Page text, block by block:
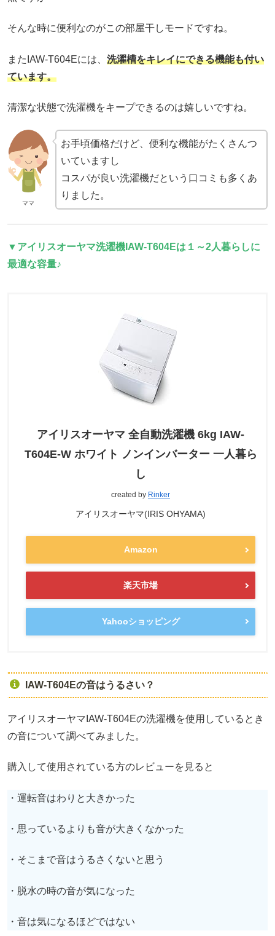
そんな時に便利なのがこの部屋干しモードですね。
またIAW-T604Eには、 洗濯槽をキレイにできる機能も付い
ています。
清潔な状態で洗濯機をキープできるのは嬉しいですね。
ママ
お手頃価格だけど、便利な機能がたくさんつ
いていますし
コスパが良い洗濯機だという口コミも多くあ
りました。
▼ アイリスオーヤマ洗濯機IAW-T604Eは １～2人暮らしに
最適な容量♪
アイリスオーヤマ 全自動洗濯機 6kg IAW-
T604E-W ホワイト ノンインバーター 一人暮ら
し
created by Rinker
アイリスオーヤマ(IRIS OHYAMA)
Amazon
楽天市場
Yahooショッピング
IAW-T604Eの音はうるさい？
アイリスオーヤマIAW-T604Eの洗濯機を使用しているとき
の音について調べてみました。
購入して使用されている方のレビューを見ると
・運転音はわりと大きかった
・思っているよりも音が大きくなかった
・そこまで音はうるさくないと思う
・脱水の時の音が気になった
・音は気になるほどではない